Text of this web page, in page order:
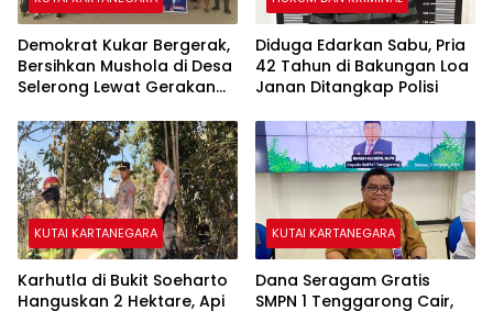
Demokrat Kukar Bergerak,
Bersihkan Mushola di Desa
Selerong Lewat Gerakan
Diduga Edarkan Sabu, Pria
42 Tahun di Bakungan Loa
Janan Ditangkap Polisi
KUTAI KARTANEGARA
Karhutla di Bukit Soeharto
Hanguskan 2 Hektare, Api
KUTAI KARTANEGARA
Dana Seragam Gratis
SMPN 1 Tenggarong Cair,